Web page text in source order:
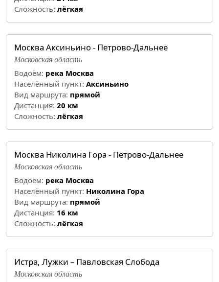
Cложность: лёгкая
Москва Аксиньино - Петрово-Дальнее
Московская область
Водоём: река Москва
Населённый пункт: Аксиньино
Вид маршрута: прямой
Дистанция: 20 км
Cложность: лёгкая
Москва Николина Гора - Петрово-Дальнее
Московская область
Водоём: река Москва
Населённый пункт: Николина Гора
Вид маршрута: прямой
Дистанция: 16 км
Cложность: лёгкая
Истра, Лужки – Павловская Слобода
Московская область